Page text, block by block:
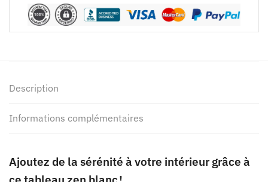
Description
Informations complémentaires
Ajoutez de la sérénité à votre intérieur grâce à